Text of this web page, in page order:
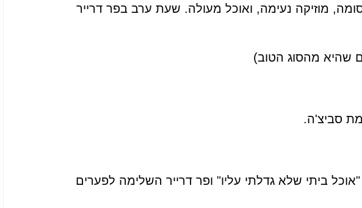
מוזיקה נעימה, ואוכל מעולה. שעת ערב בפר דרייר
שהיא מהסוג הטוב)
סביצ'ה.
ביתי שלא גדלתי עליו" ופר דרייר השלימה לפערים